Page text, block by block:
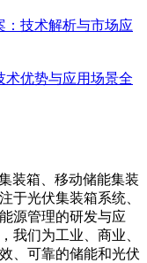
技术解析与市场应
优势与应用场景全
装箱、移动储能集装
于光伏集装箱系统、
源管理的研发与应
我们为工业、商业、